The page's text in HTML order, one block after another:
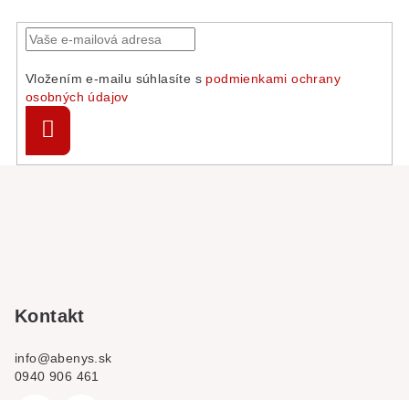
Vložením e-mailu súhlasíte s podmienkami ochrany
osobných údajov
Kontakt
info@abenys.sk
0940 906 461